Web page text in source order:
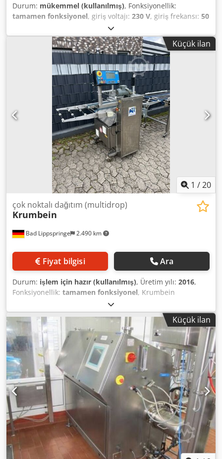
Durum: mükemmel (kullanılmış), Fonksiyonellik:
tamamen fonksiyonel, giriş voltajı: 230 V, giriş frekansı: 50
, DGUV onaylı - geçerlilik tarihi:
Klima, TOP Dedy soğutma kanalı Dcjdpoyy Saisfx Akcek
Entegre soğutma ünitesi Sadece bizde: DGUV V3 testinden
geçirilmiştir Yaklaşık ölçüler: 6000 x 800 x 1300 mm (GxDxY)
Bağlantı: 230V, 5 kW Kullanılmış, temizlenmiş makine
Garanti Seçenekler: Bakım sözleşmesi Yedek parça kutusu
Teslimat servisi Eğitim & devreye alma
Küçük ilan
1 /20
Bad Lippspringe 2.490 km
çok noktalı dağıtım (multidrop)
Krumbein
Fiyat bilgisi Ara
Durum: işlem için hazır (kullanılmış), Üretim yılı: 2016,
Fonksiyonellik: tamamen fonksiyonel, Krumbein
Multidrop makinesi, çok sayıda aksesuar ve yan masa ile
birlikte. Makine mükemmel durumda ve tamamen çalışır
vaziyette. Yan masa istenirse makineyle birlikte satın
alınabilir, zorunlu değildir. Bağlantı: 16 A. Daha fazla
sorunuz olursa lütfen iletişime geçin. Şimdiden çok
teşekkürler! Dcjdpfjziuy Ijx Akcjk
Küçük ilan